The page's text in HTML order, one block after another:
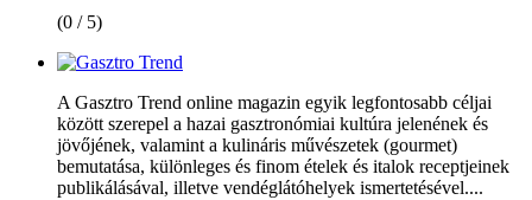
(0 / 5)
A Gasztro Trend online magazin egyik legfontosabb céljai
között szerepel a hazai gasztronómiai kultúra jelenének és
jövőjének, valamint a kulináris művészetek (gourmet)
bemutatása, különleges és finom ételek és italok receptjeinek
publikálásával, illetve vendéglátóhelyek ismertetésével....